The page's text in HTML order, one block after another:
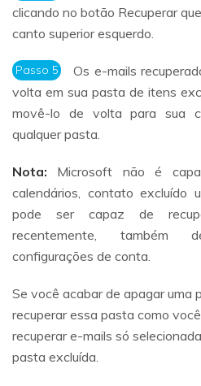
clicando no botão Recuperar
canto superior esquerdo.
Passo 5
Os e-mails
volta em sua pasta de itens
movê-lo de volta para sua
qualquer pasta.
Nota: Microsoft não é
calendários, contato excluído
pode ser capaz de
recentemente, também
configurações de conta.
Se você acabar de apagar uma
recuperar essa pasta como
recuperar e-mails só
pasta excluída.